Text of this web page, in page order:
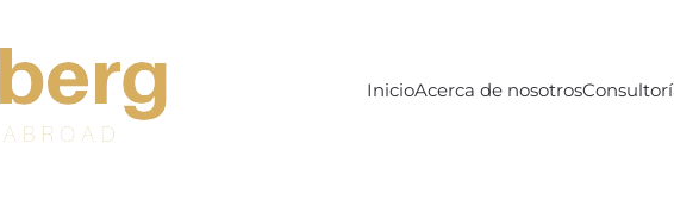
InicioAcerca de nosotros